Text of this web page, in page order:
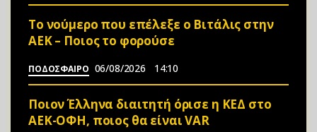
Το νούμερο που επέλεξε ο Βιτάλις στην
ΑΕΚ – Ποιος το φορούσε
ΠΟΔΟΣΦΑΙΡΟ 06/08/2026 14:10
Ποιον Έλληνα διαιτητή όρισε η ΚΕΔ στο
ΑΕΚ-ΟΦΗ, ποιος θα είναι VAR